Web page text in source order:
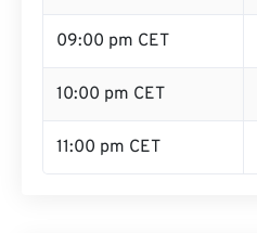
09:00 pm CET
10:00 pm CET
11:00 pm CET